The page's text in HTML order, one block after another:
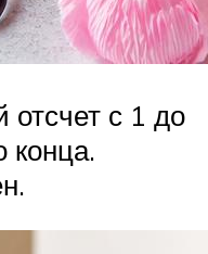
отсчет с 1 до
конца.